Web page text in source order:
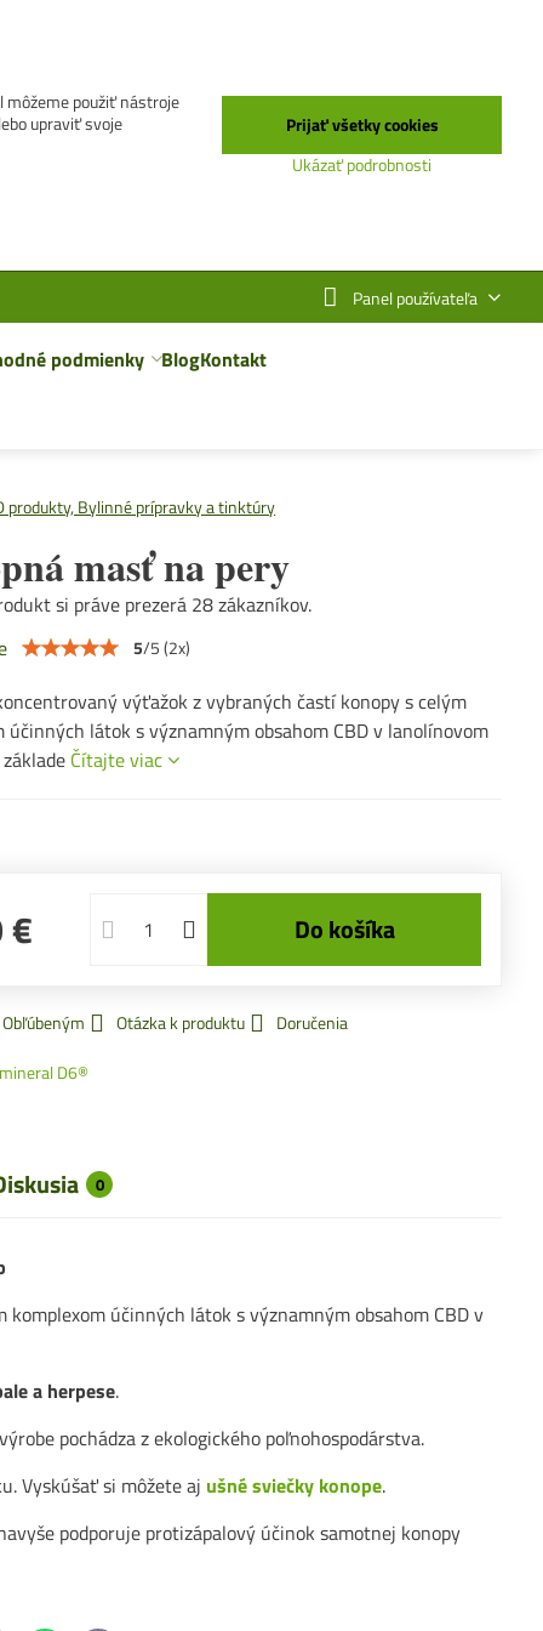
Panel používateľa
podmienky BlogKontakt
produkty, Bylinné prípravky a tinktúry
masť na pery
si práve prezerá 28 zákazníkov.
5/5(2x)
výťažok z vybraných častí konopy s celým
účinných látok s významným obsahom CBD v lanolínovom
Čítajte viac
€ Do košíka
Otázka k produktu
Doručenia
D6®
0
komplexom účinných látok s významným obsahom CBD v
a herpese.
pochádza z ekologického poľnohospodárstva.
Vyskúšať si môžete aj ušné sviečky konope.
podporuje protizápalový účinok samotnej konopy
môžeme použiť nástroje
upraviť svoje
Ukázať podrobnosti
Prijať všetky cookies